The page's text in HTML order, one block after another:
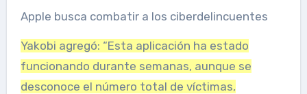
Apple busca combatir a los ciberdelincuentes
Yakobi agregó: “Esta aplicación ha estado
funcionando durante semanas, aunque se
desconoce el número total de víctimas,